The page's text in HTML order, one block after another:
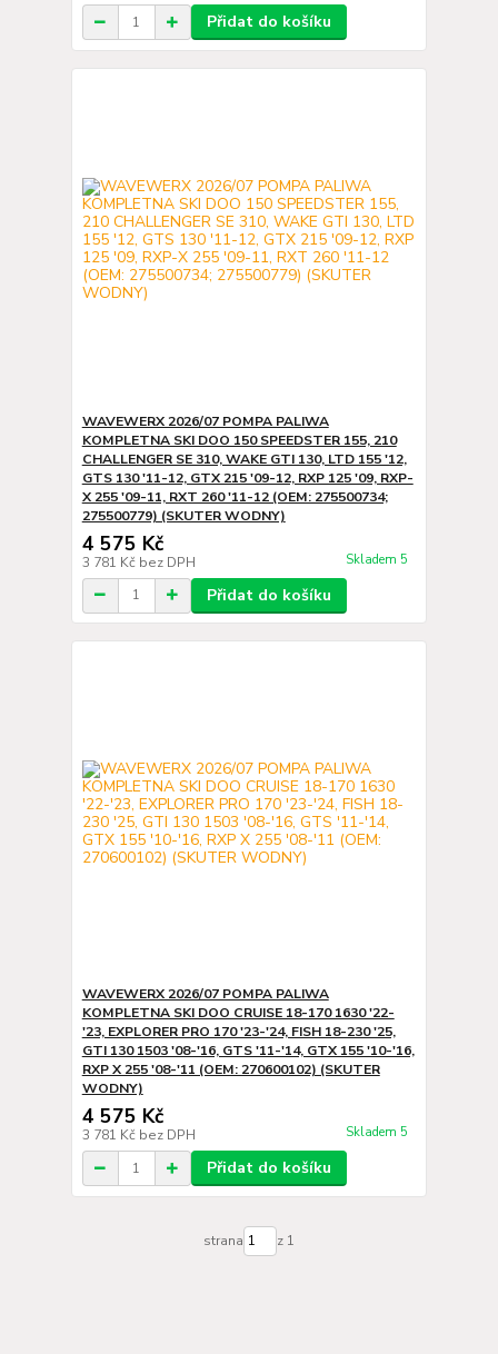
Přidat do košíku
WAVEWERX 2026/07 POMPA PALIWA
KOMPLETNA SKI DOO 150 SPEEDSTER 155, 210
CHALLENGER SE 310, WAKE GTI 130, LTD 155 '12,
GTS 130 '11-12, GTX 215 '09-12, RXP 125 '09, RXP-
X 255 '09-11, RXT 260 '11-12 (OEM: 275500734;
275500779) (SKUTER WODNY)
4 575 Kč
3 781 Kč bez DPH Skladem 5
Přidat do košíku
WAVEWERX 2026/07 POMPA PALIWA
KOMPLETNA SKI DOO CRUISE 18-170 1630 '22-
'23, EXPLORER PRO 170 '23-'24, FISH 18-230 '25,
GTI 130 1503 '08-'16, GTS '11-'14, GTX 155 '10-'16,
RXP X 255 '08-'11 (OEM: 270600102) (SKUTER
WODNY)
4 575 Kč
3 781 Kč bez DPH Skladem 5
Přidat do košíku
strana z 1